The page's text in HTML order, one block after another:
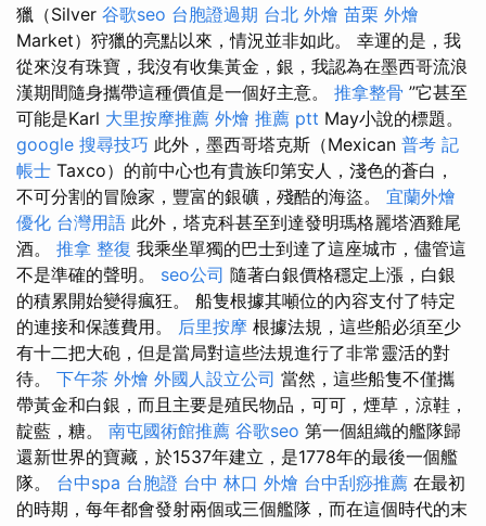
獵（Silver 谷歌seo 台胞證過期 台北 外燴 苗栗 外燴
Market）狩獵的亮點以來，情況並非如此。 幸運的是，我
從來沒有珠寶，我沒有收集黃金，銀，我認為在墨西哥流浪
漢期間隨身攜帶這種價值是一個好主意。 推拿整骨 ”它甚至
可能是Karl 大里按摩推薦 外燴 推薦 ptt May小說的標題。
google 搜尋技巧 此外，墨西哥塔克斯（Mexican 普考 記
帳士 Taxco）的前中心也有貴族印第安人，淺色的蒼白，
不可分割的冒險家，豐富的銀礦，殘酷的海盜。 宜蘭外燴
優化 台灣用語 此外，塔克科甚至到達發明瑪格麗塔酒雞尾
酒。 推拿 整復 我乘坐單獨的巴士到達了這座城市，儘管這
不是準確的聲明。 seo公司 隨著白銀價格穩定上漲，白銀
的積累開始變得瘋狂。 船隻根據其噸位的內容支付了特定
的連接和保護費用。 后里按摩 根據法規，這些船必須至少
有十二把大砲，但是當局對這些法規進行了非常靈活的對
待。 下午茶 外燴 外國人設立公司 當然，這些船隻不僅攜
帶黃金和白銀，而且主要是殖民物品，可可，煙草，涼鞋，
靛藍，糖。 南屯國術館推薦 谷歌seo 第一個組織的艦隊歸
還新世界的寶藏，於1537年建立，是1778年的最後一個艦
隊。 台中spa 台胞證 台中 林口 外燴 台中刮痧推薦 在最初
的時期，每年都會發射兩個或三個艦隊，而在這個時代的末